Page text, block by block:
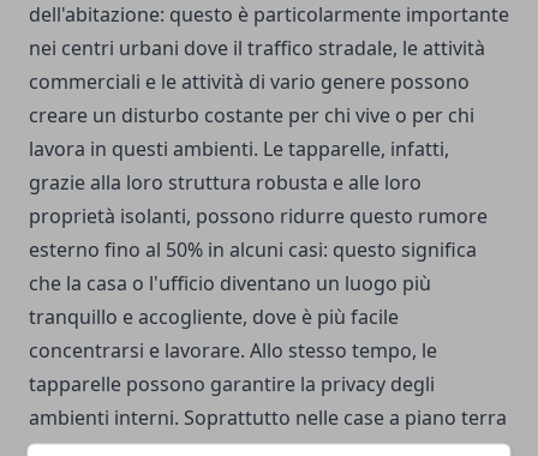
dell'abitazione: questo è particolarmente importante
nei centri urbani dove il traffico stradale, le attività
commerciali e le attività di vario genere possono
creare un disturbo costante per chi vive o per chi
lavora in questi ambienti. Le tapparelle, infatti,
grazie alla loro struttura robusta e alle loro
proprietà isolanti, possono ridurre questo rumore
esterno fino al 50% in alcuni casi: questo significa
che la casa o l'ufficio diventano un luogo più
tranquillo e accogliente, dove è più facile
concentrarsi e lavorare. Allo stesso tempo, le
tapparelle possono garantire la privacy degli
ambienti interni. Soprattutto nelle case a piano terra